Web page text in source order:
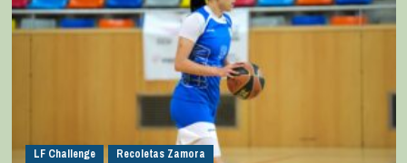
LF Challenge Recoletas Zamora